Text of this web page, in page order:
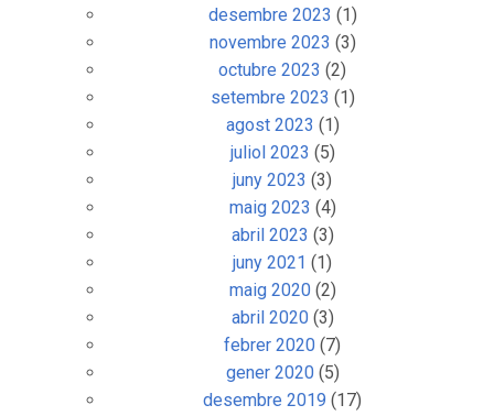
desembre 2023 (1)
novembre 2023 (3)
octubre 2023 (2)
setembre 2023 (1)
agost 2023 (1)
juliol 2023 (5)
juny 2023 (3)
maig 2023 (4)
abril 2023 (3)
juny 2021 (1)
maig 2020(2)
abril 2020(3)
febrer 2020 (7)
gener 2020(5)
desembre 2019 (17)